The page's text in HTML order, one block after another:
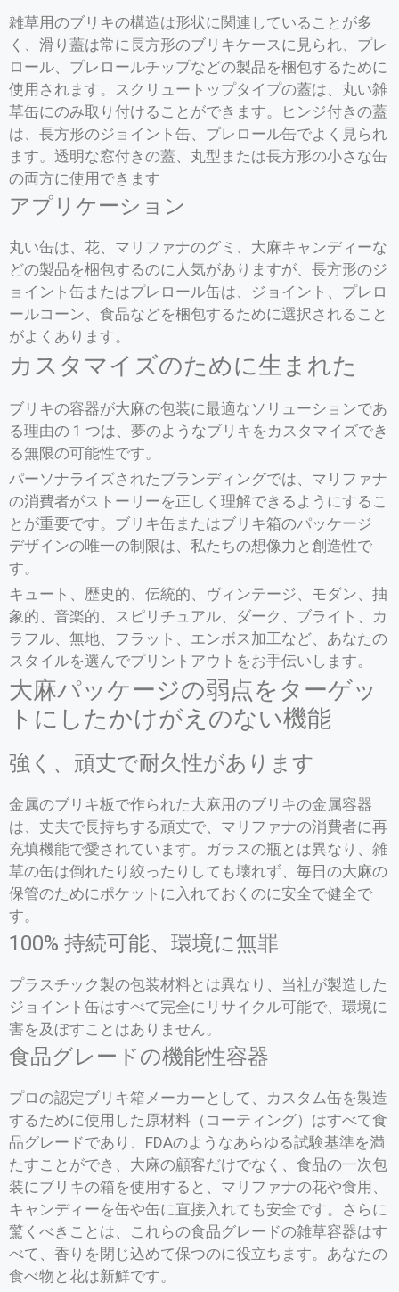
雑草用のブリキの構造は形状に関連していることが多
く、滑り蓋は常に長方形のブリキケースに見られ、プレ
ロール、プレロールチップなどの製品を梱包するために
使用されます。スクリュートップタイプの蓋は、丸い雑
草缶にのみ取り付けることができます。ヒンジ付きの蓋
は、長方形のジョイント缶、プレロール缶でよく見られ
ます。透明な窓付きの蓋、丸型または長方形の小さな缶
の両方に使用できます
アプリケーション
丸い缶は、花、マリファナのグミ、大麻キャンディーな
どの製品を梱包するのに人気がありますが、長方形のジ
ョイント缶またはプレロール缶は、ジョイント、プレロ
ールコーン、食品などを梱包するために選択されること
がよくあります。
カスタマイズのために生まれた
ブリキの容器が大麻の包装に最適なソリューションであ
る理由の 1 つは、夢のようなブリキをカスタマイズでき
る無限の可能性です。
パーソナライズされたブランディングでは、マリファナ
の消費者がストーリーを正しく理解できるようにするこ
とが重要です。ブリキ缶またはブリキ箱のパッケージ
デザインの唯一の制限は、私たちの想像力と創造性で
す。
キュート、歴史的、伝統的、ヴィンテージ、モダン、抽
象的、音楽的、スピリチュアル、ダーク、ブライト、カ
ラフル、無地、フラット、エンボス加工など、あなたの
スタイルを選んでプリントアウトをお手伝いします。
大麻パッケージの弱点をターゲッ
トにしたかけがえのない機能
強く、頑丈で耐久性があります
金属のブリキ板で作られた大麻用のブリキの金属容器
は、丈夫で長持ちする頑丈で、マリファナの消費者に再
充填機能で愛されています。ガラスの瓶とは異なり、雑
草の缶は倒れたり絞ったりしても壊れず、毎日の大麻の
保管のためにポケットに入れておくのに安全で健全で
す。
100% 持続可能、環境に無罪
プラスチック製の包装材料とは異なり、当社が製造した
ジョイント缶はすべて完全にリサイクル可能で、環境に
害を及ぼすことはありません。
食品グレードの機能性容器
プロの認定ブリキ箱メーカーとして、カスタム缶を製造
するために使用した原材料（コーティング）はすべて食
品グレードであり、FDAのようなあらゆる試験基準を満
たすことができ、大麻の顧客だけでなく、食品の一次包
装にブリキの箱を使用すると、マリファナの花や食用、
キャンディーを缶や缶に直接入れても安全です。さらに
驚くべきことは、これらの食品グレードの雑草容器はす
べて、香りを閉じ込めて保つのに役立ちます。あなたの
食べ物と花は新鮮です。